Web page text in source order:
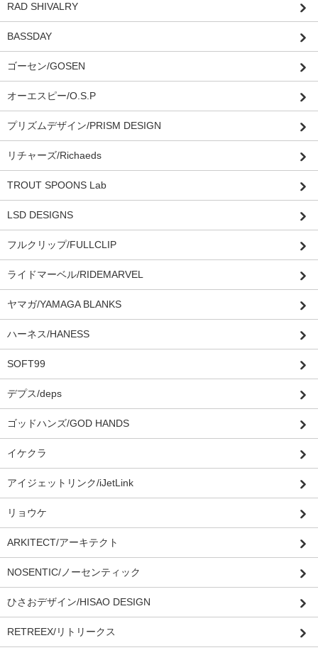
RAD SHIVALRY
BASSDAY
ゴーセン/GOSEN
オーエスピー/O.S.P
プリズムデザイン/PRISM DESIGN
リチャーズ/Richaeds
TROUT SPOONS Lab
LSD DESIGNS
フルクリップ/FULLCLIP
ライドマーベル/RIDEMARVEL
ヤマガ/YAMAGA BLANKS
ハーネス/HANESS
SOFT99
デプス/deps
ゴッドハンズ/GOD HANDS
イケクラ
アイジェットリンク/iJetLink
リョウケ
ARKITECT/アーキテクト
NOSENTIC/ノーセンティック
ひさおデザイン/HISAO DESIGN
RETREEX/リトリークス